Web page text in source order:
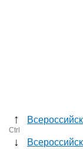
↑
Ctrl
↓